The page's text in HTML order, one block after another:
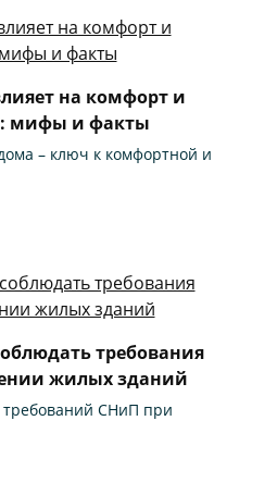
на комфорт и
мифы и факты
– ключ к комфортной и
требования
жилых зданий
СНиП при